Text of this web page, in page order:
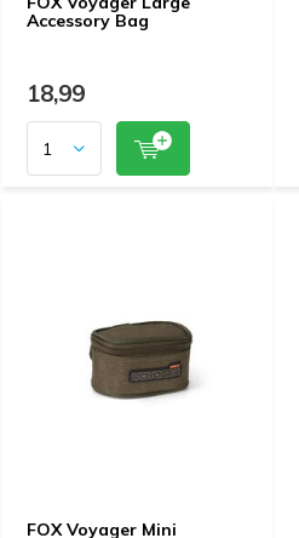
Accessory Bag
18,99
FOX Voyager Mini